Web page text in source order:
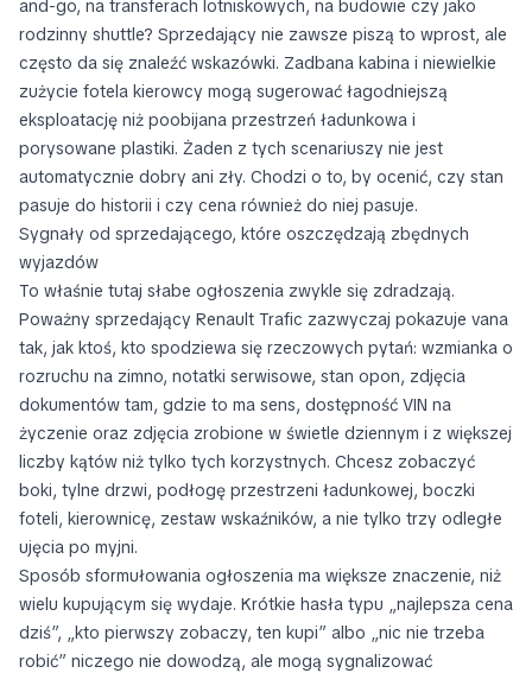
and-go, na transferach lotniskowych, na budowie czy jako
rodzinny shuttle? Sprzedający nie zawsze piszą to wprost, ale
często da się znaleźć wskazówki. Zadbana kabina i niewielkie
zużycie fotela kierowcy mogą sugerować łagodniejszą
eksploatację niż poobijana przestrzeń ładunkowa i
porysowane plastiki. Żaden z tych scenariuszy nie jest
automatycznie dobry ani zły. Chodzi o to, by ocenić, czy stan
pasuje do historii i czy cena również do niej pasuje.
Sygnały od sprzedającego, które oszczędzają zbędnych
wyjazdów
To właśnie tutaj słabe ogłoszenia zwykle się zdradzają.
Poważny sprzedający Renault Trafic zazwyczaj pokazuje vana
tak, jak ktoś, kto spodziewa się rzeczowych pytań: wzmianka o
rozruchu na zimno, notatki serwisowe, stan opon, zdjęcia
dokumentów tam, gdzie to ma sens, dostępność VIN na
życzenie oraz zdjęcia zrobione w świetle dziennym i z większej
liczby kątów niż tylko tych korzystnych. Chcesz zobaczyć
boki, tylne drzwi, podłogę przestrzeni ładunkowej, boczki
foteli, kierownicę, zestaw wskaźników, a nie tylko trzy odległe
ujęcia po myjni.
Sposób sformułowania ogłoszenia ma większe znaczenie, niż
wielu kupującym się wydaje. Krótkie hasła typu „najlepsza cena
dziś”, „kto pierwszy zobaczy, ten kupi” albo „nic nie trzeba
robić” niczego nie dowodzą, ale mogą sygnalizować